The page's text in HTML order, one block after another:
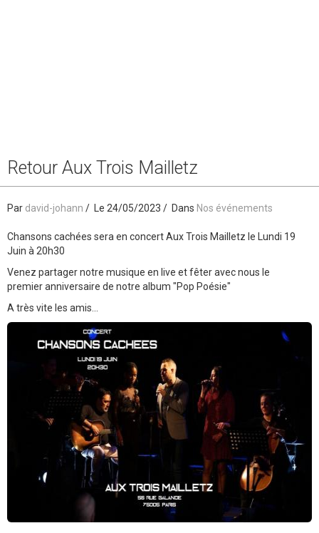
Retour Aux Trois Mailletz
Par david-johann Le 24/05/2023 Dans Nos événements
Chansons cachées sera en concert Aux Trois Mailletz le Lundi 19
Juin à 20h30
Venez partager notre musique en live et fêter avec nous le
premier anniversaire de notre album "Pop Poésie"
A très vite les amis...